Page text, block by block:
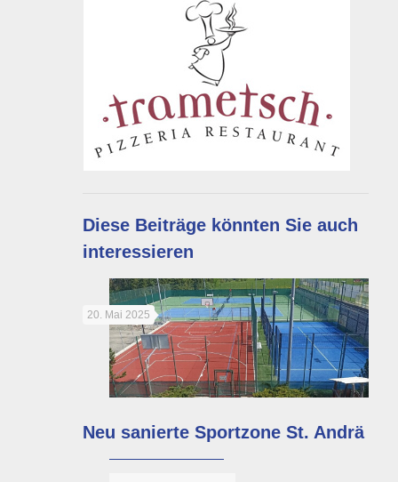
Diese Beiträge könnten Sie auch
interessieren
20. Mai 2025
Neu sanierte Sportzone St. Andrä